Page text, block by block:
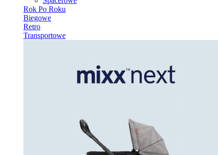
Rok Po Roku
Biegowe
Retro
Transportowe